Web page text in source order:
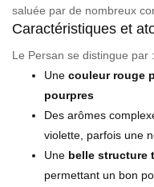
saluée par de nombreux
Caractéristiques et
Le Persan se distingue par :
Une couleur rouge
pourpres
Des arômes
violette, parfois une
Une belle structure
permettant un bon